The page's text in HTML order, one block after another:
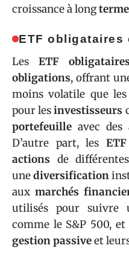
croissance à longterme
ETF obligataires
Les ETF obligataires
obligations, offrant
moins volatile que
pour lesinvestisseurs
portefeuille avec des
D’autre part, les
actions de
unediversification
auxmarchés
utilisés pour suivre
comme le S&P 500,
gestion passiveet